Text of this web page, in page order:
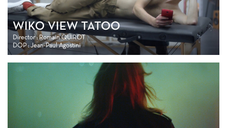
WIKO VIEW TATOO
Director : Romain QUIROT
DOP : Jean-Paul Agostini